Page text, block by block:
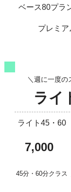
ベース80プラ
プレミア
＼週に一度の
ライ
ライト45・60
7,000
45分・60分クラス